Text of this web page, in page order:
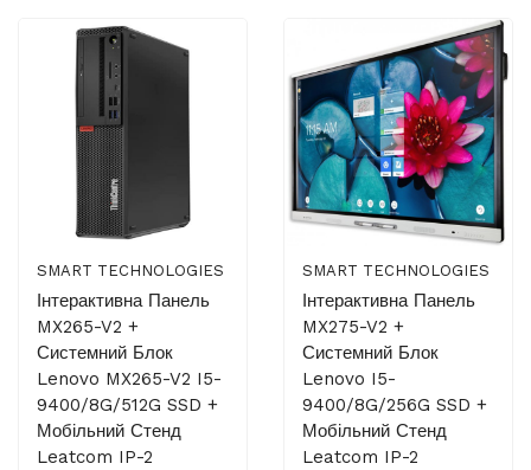
SMART TECHNOLOGIES
Інтерактивна Панель
MX265-V2 +
Системний Блок
Lenovo MX265-V2 I5-
9400/8G/512G SSD +
Мобільний Стенд
Leatcom IP-2
SMART TECHNOLOGIES
Інтерактивна Панель
MX275-V2 +
Системний Блок
Lenovo I5-
9400/8G/256G SSD +
Мобільний Стенд
Leatcom IP-2